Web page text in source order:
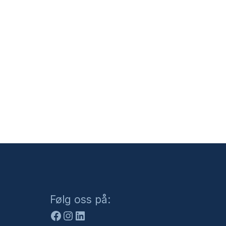
Følg oss på:
Facebook
Instagram
LinkedIn